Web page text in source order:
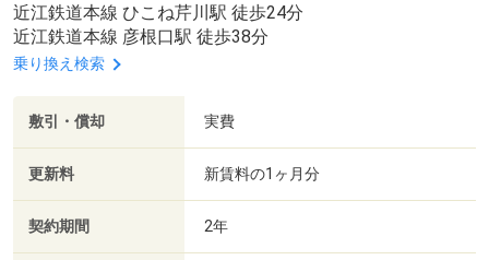
近江鉄道本線 ひこね芹川駅 徒歩24分
近江鉄道本線 彦根口駅 徒歩38分
乗り換え検索
敷引・償却 実費
更新料 新賃料の1ヶ月分
契約期間 2年